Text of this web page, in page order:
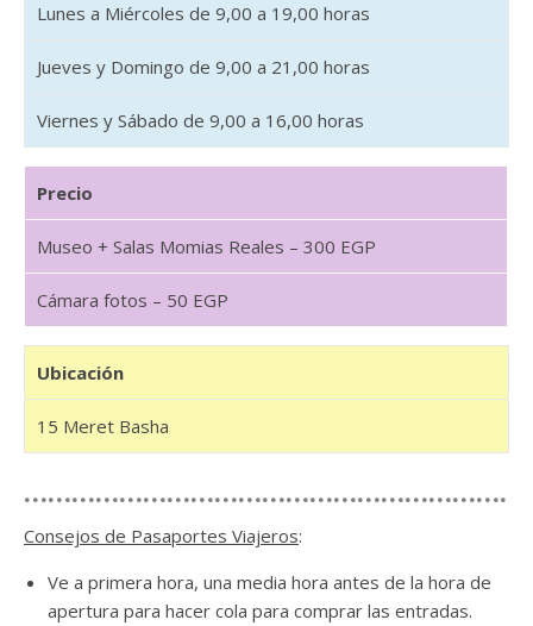
Lunes a Miércoles de 9,00 a 19,00 horas
Jueves y Domingo de 9,00 a 21,00 horas
Viernes y Sábado de 9,00 a 16,00 horas
Precio
Museo + Salas Momias Reales – 300 EGP
Cámara fotos – 50 EGP
Ubicación
15 Meret Basha
Consejos de Pasaportes Viajeros:
Ve a primera hora, una media hora antes de la hora de
apertura para hacer cola para comprar las entradas.